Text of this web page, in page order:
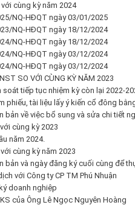
cùng kỳ năm 2024
NQ-HĐQT ngày 03/01/2025
NQ-HĐQT ngày 18/12/2024
NQ-HĐQT ngày 18/12/2024
NQ-HĐQT ngày 03/12/2024
NQ-HĐQT ngày 03/12/2024
SO VỚI CÙNG KỲ NĂM 2023
tiếp tục nhiệm kỳ còn lại 2022-
phiếu, tài liệu lấy ý kiến cổ đông
bản về việc bổ sung và sửa chi tiết
cùng kỳ 2023
năm 2024.
cùng kỳ năm 2023
bản và ngày đăng ký cuối cùng để
với Công ty CP TM Phú Nhuận
doanh nghiệp
của Ông Lê Ngọc Nguyên Hoàng